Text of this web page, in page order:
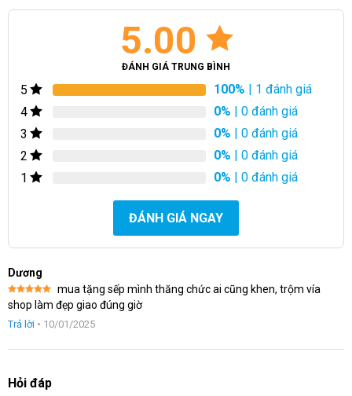
5.00
ĐÁNH GIÁ TRUNG BÌNH
5 100% | 1 đánh giá
4
0% | 0 đánh giá
3
0% | 0 đánh giá
2
0% | 0 đánh giá
1
0% | 0 đánh giá
ĐÁNH GIÁ NGAY
Dương
Được xếp
hạng55
sao
mua tặng sếp mình thăng chức ai cũng khen, trộm vía
shop làm đẹp giao đúng giờ
Trả lời • 10/01/2025
Hỏi đáp